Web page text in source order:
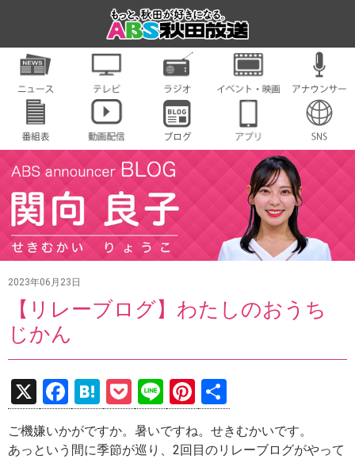
2023年06月23日
【リレーブログ】わたしのおうち
じかん
X
F
a
ce
H
at
e
P
o
ck
Li
n
e
Pi
nt
er
有
ご機嫌いかがですか。暑いですね。せきむかいです。
あっという間に季節が巡り、2回目のリレーブログがやって